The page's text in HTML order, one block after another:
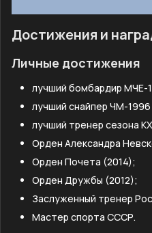
Достижения и
Личные достижения
лучший бомбардир МЧЕ-
лучший снайпер ЧМ-1996
лучший тренер сезона
Орден Александра
Орден Почета (2014);
Орден Дружбы (2012);
Заслуженный тренер
Мастер спорта СССР.